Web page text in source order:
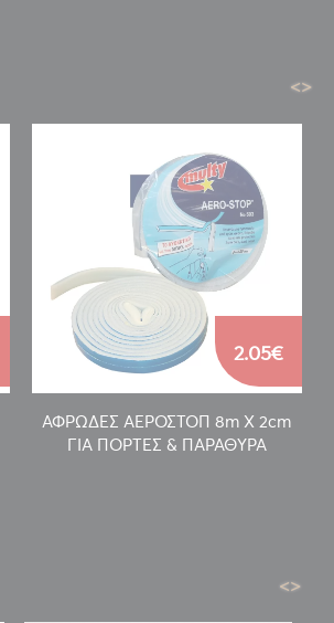
ΑΦΡΩΔΕΣ ΑΕΡΟΣΤΟΠ 8m X 2cm
ΓΙΑ ΠΟΡΤΕΣ & ΠΑΡΑΘΥΡΑ
2.05€
<>
<>